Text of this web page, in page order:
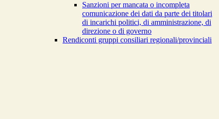
Sanzioni per mancata o incompleta
comunicazione dei dati da parte dei titolari
di incarichi politici, di amministrazione, di
direzione o di governo
Rendiconti gruppi consiliari regionali/provinciali